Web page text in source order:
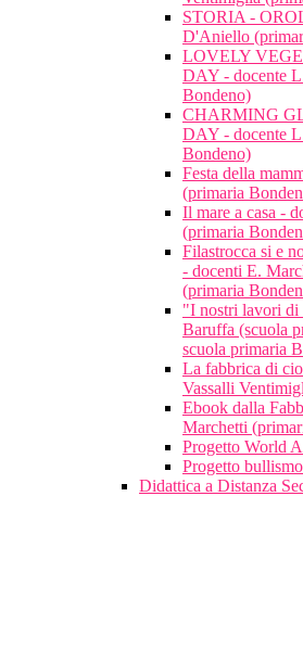
STORIA -
D'Aniello
LOVELY
DAY - docente
Bondeno)
CHARMING
DAY - docente
Bondeno)
Festa della
(primaria
Il mare a casa -
(primaria
Filastrocca si e
- docenti E.
(primaria
"I nostri lavori di
Baruffa (scuola
scuola primaria
La fabbrica di
Vassalli
Ebook dalla
Marchetti
Progetto World
Progetto
Didattica a Distanza